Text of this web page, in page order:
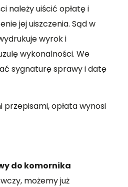
należy uiścić opłatę i
jej uiszczenia. Sąd w
wyrok i
wykonalności. We
sygnaturę sprawy i datę
przepisami, opłata wynosi
do komornika
możemy już